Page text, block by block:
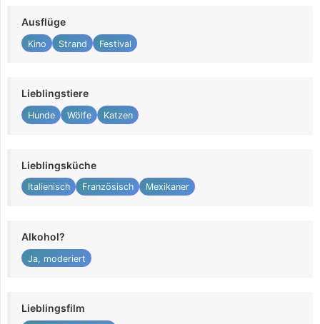
Ausflüge
Kino Strand Festival
Lieblingstiere
Hunde Wölfe Katzen
Lieblingsküche
Italienisch Französisch Mexikaner
Alkohol?
Ja, moderiert
Lieblingsfilm